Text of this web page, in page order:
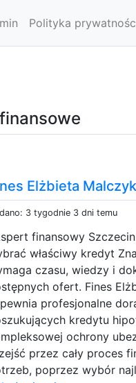
Polityka prywatnośc
Elżbieta
3 tygodnie 3 dni temu
finansowy
właściwy kredyt
czasu, wiedzy i
ofert. Fines
profesjonalne
kredytu
ochrony
przez cały proces
poprzez wybór